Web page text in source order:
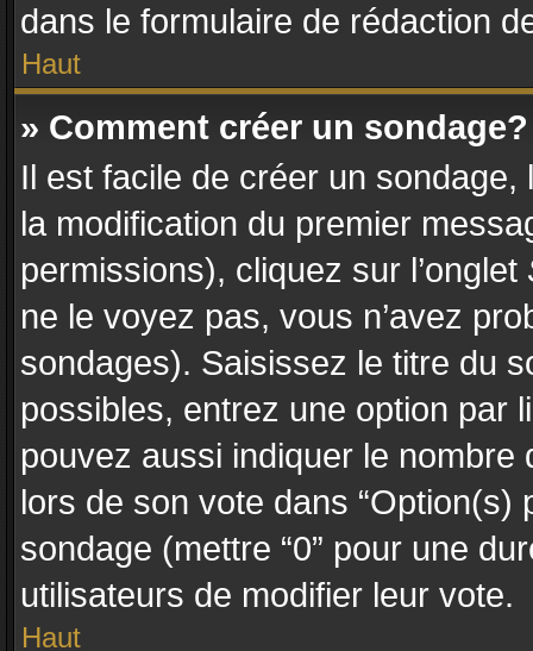
dans le formulaire de rédaction
Haut
» Comment créer un sondage?
Il est facile de créer un sondage,
la modification du premier
permissions), cliquez sur l’onglet
ne le voyez pas, vous n’avez
sondages). Saisissez le titre du
possibles, entrez une option par
pouvez aussi indiquer le nombre
lors de son vote dans “Option(s)
sondage (mettre “0” pour une
utilisateurs de modifier leur vote.
Haut